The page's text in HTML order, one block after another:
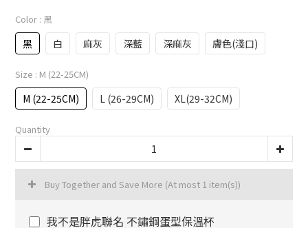
Color : 黑
黑 白 麻灰 深藍 深麻灰 膚色(淺口)
Size : M (22-25CM)
M (22-25CM) L (26-29CM) XL(29-32CM)
Quantity
Buy Together and Save More (At most 1 item(s))
我不是胖虎聯名 不鏽鋼蛋型保溫杯